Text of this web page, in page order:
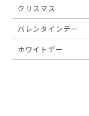
クリスマス
バレンタインデー
ホワイトデー